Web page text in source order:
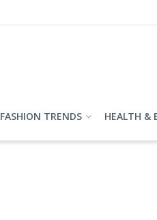
FASHION TRENDS HEALTH &